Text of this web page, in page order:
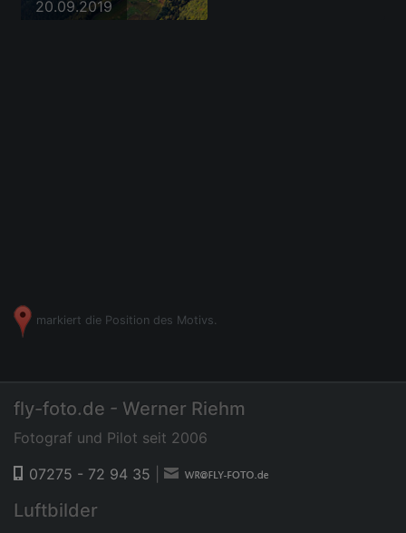
20.09.2019
markiert die Position des Motivs.
fly-foto.de - Werner Riehm
Fotograf und Pilot seit 2006
07275 - 72 94 35
Luftbilder